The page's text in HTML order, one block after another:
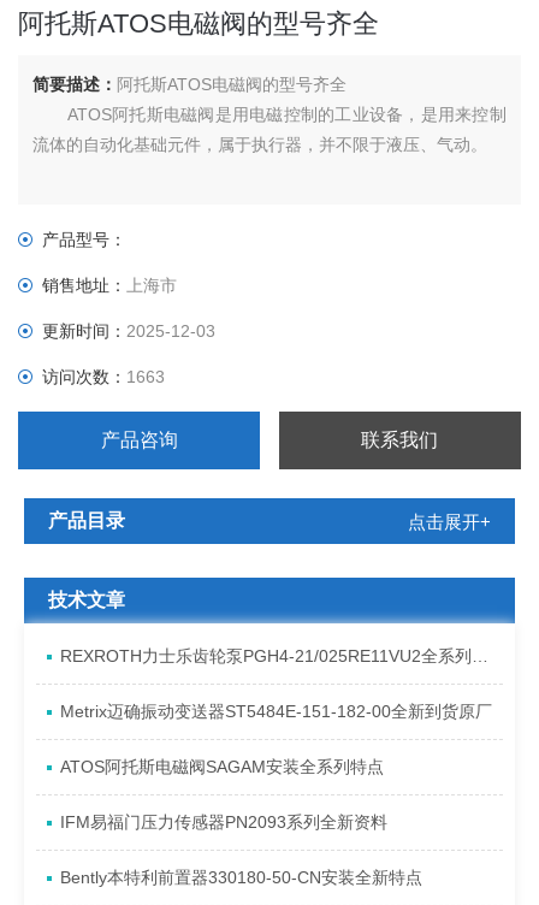
阿托斯ATOS电磁阀的型号齐全
简要描述： 阿托斯ATOS电磁阀的型号齐全
ATOS阿托斯电磁阀是用电磁控制的工业设备，是用来控制
流体的自动化基础元件，属于执行器，并不限于液压、气动。
产品型号：
销售地址：上海市
更新时间：2025-12-03
访问次数： 1663
产品咨询 联系我们
产品目录 点击展开+
技术文章
REXROTH力士乐齿轮泵PGH4-21/025RE11VU2全系列发货原理
Metrix迈确振动变送器ST5484E-151-182-00全新到货原厂
ATOS阿托斯电磁阀SAGAM安装全系列特点
IFM易福门压力传感器PN2093系列全新资料
Bently本特利前置器330180-50-CN安装全新特点